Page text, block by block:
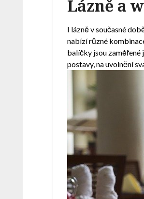
Lázně a
I lázně v současné
nabízí různé
balíčky jsou zaměřené
postavy, na uvolnění